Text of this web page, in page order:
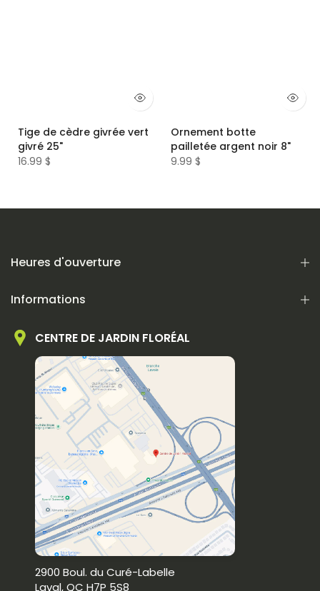
Tige de cèdre givrée vert
givré 25"
16.99 $
Ornement botte
pailletée argent noir 8"
9.99 $
Heures d'ouverture
Informations
CENTRE DE JARDIN FLORÉAL
2900 Boul. du Curé-Labelle
Laval, QC H7P 5S8